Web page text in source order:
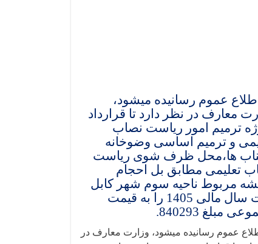
عموم رسانیده میشود،
معارف در نظر دارد تا قرارداد
ترمیم امور ریاست نصاب
و ترمیم اساسی وضوخانه
ها،محل ظرف شوی ریاست
تعلیمی مطابق بل احجام
مربوط ناحیه سوم شهر کابل
بابت سال مالی 1405 را به قیمت
مبلغ 840293.
عموم رسانیده میشود، وزارت معارف در